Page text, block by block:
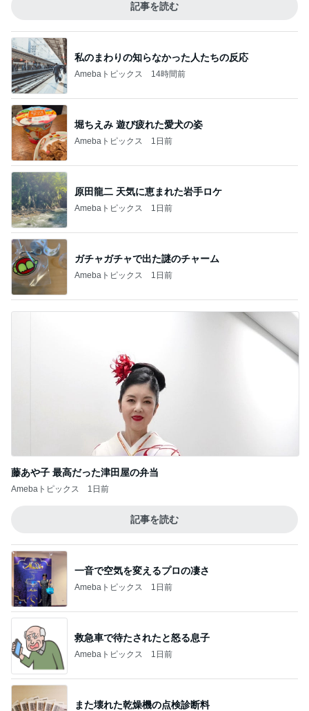
記事を読む
私のまわりの知らなかった人たちの反応
Amebaトピックス 14時間前
堀ちえみ 遊び疲れた愛犬の姿
Amebaトピックス 1日前
原田龍二 天気に恵まれた岩手ロケ
Amebaトピックス 1日前
ガチャガチャで出た謎のチャーム
Amebaトピックス 1日前
藤あや子 最高だった津田屋の弁当
Amebaトピックス 1日前
記事を読む
一音で空気を変えるプロの凄さ
Amebaトピックス 1日前
救急車で待たされたと怒る息子
Amebaトピックス 1日前
また壊れた乾燥機の点検診断料